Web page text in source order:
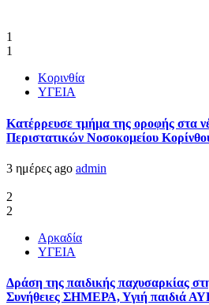
1
1
Κορινθία
ΥΓΕΙΑ
Kατέρρευσε τμήμα της οροφής στα
Περιστατικών Νοσοκομείου
3 ημέρες ago admin
2
2
Αρκαδία
ΥΓΕΙΑ
Δράση της παιδικής παχυσαρκίας
Συνήθειες ΣΗΜΕΡΑ, Υγιή παιδιά